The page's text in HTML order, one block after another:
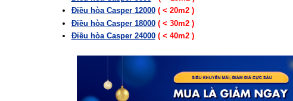
Điều hòa Casper 12000 ( < 20m2 )
Điều hòa Casper 18000 ( < 30m2 )
Điều hòa Casper 24000 ( < 40m2 )